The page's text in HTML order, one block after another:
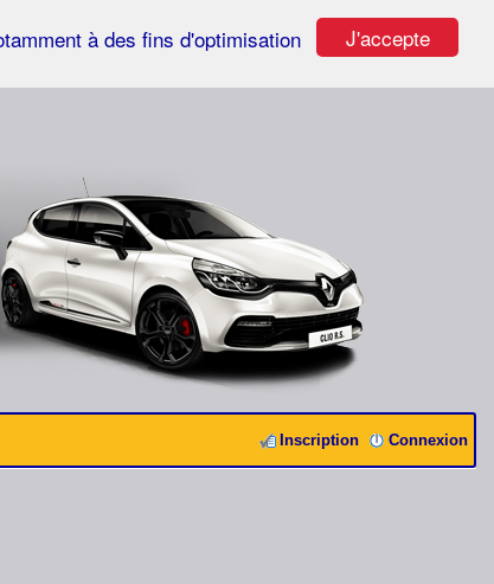
J'accepte
à des fins d'optimisation
Connexion
Inscription